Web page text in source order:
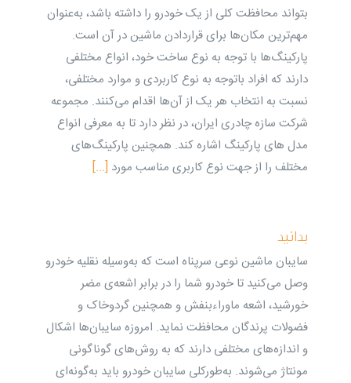
بتواند محافظت کلی از یک خودرو را داشته باشد، به‌عنوان
مهم‌ترین مکان‌ها برای قراردادن ماشین‌ در آن است.
پارکینگ‌ها با توجه به نوع ساخت خود، انواع مختلفی
دارند که افراد باتوجه به نوع کاربردی و موارد مختلفی،
نسبت به انتخاب هر یک از آن‌ها اقدام می‌کنند. مجموعه
شرکت سازه چادری ایران، در نظر دارد تا به معرفی انواع
مدل های پارکینگ اشاره کند. همچنین پارکینگ‌های
مختلف را از جهت نوع کاربری مناسب مورد [...]
بدانید
سایبان ماشین نوعی سرپناه است که به‌وسیله نقلیه خودرو
وصل می‌کنید تا خودرو شما را در برابر اشعه‌ی مضر
خورشید، اشعه ماوراءبنفش و همچنین گردوخاک و
فضولات پرندگان محافظت نماید. امروزه سایبان‌ها اشکال
و اندازه‌های مختلفی دارند که به روش‌های گوناگونی
مونتاژ می‌شوند. به‌طورکلی سایبان خودرو باید به‌گونه‌ای